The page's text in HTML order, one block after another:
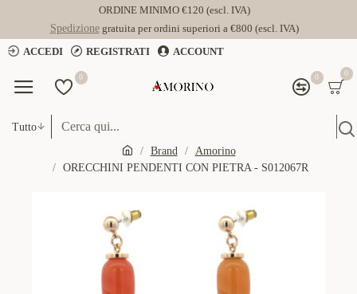
ORDINE MINIMO €120 (escl. IVA)
Spedizionegratuita per ordini superiori a €800 (escl. IVA)
ACCEDI
REGISTRATI ACCOUNT
0 0 0
Tutto
Brand
Amorino
ORECCHINI PENDENTI CON PIETRA - S012067R